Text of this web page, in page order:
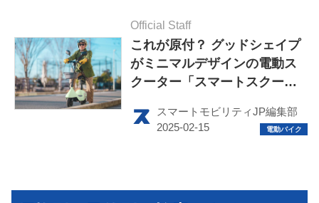
HOME
Official Staff
これが原付？ グッドシェイプ
がミニマルデザインの電動ス
クーター「スマートスクータ
スマートモビリティJP編集部